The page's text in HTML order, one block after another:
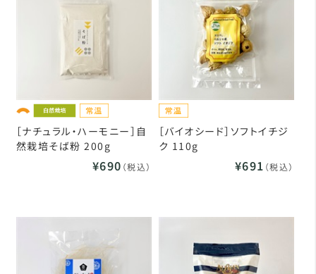
［ナチュラル・ハーモニー］自
然栽培そば粉 200g
¥690 （税込）
［バイオシード］ソフトイチジ
ク 110g
¥691 （税込）